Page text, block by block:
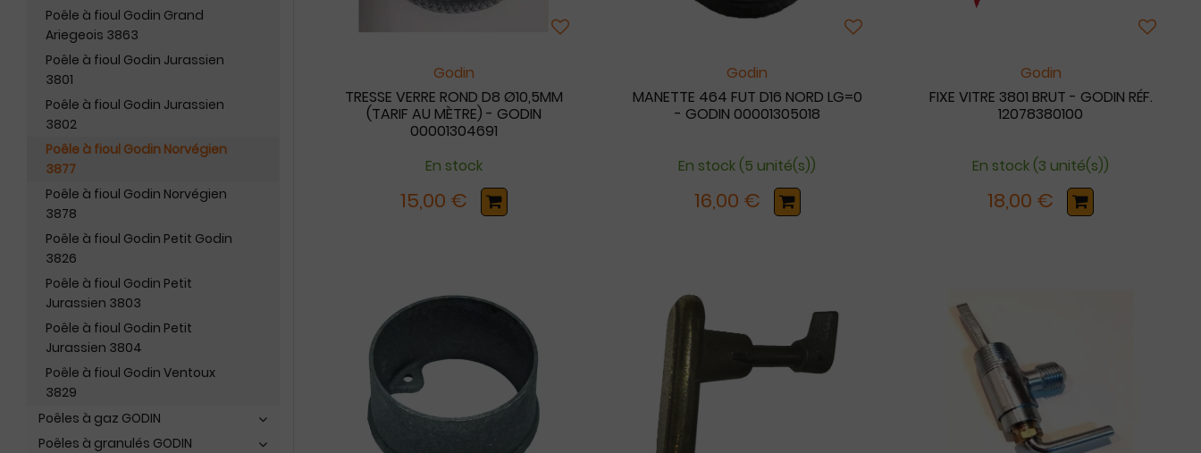
Poêle à fioul Godin Grand
Ariegeois 3863
Poêle à fioul Godin Jurassien
3801
Poêle à fioul Godin Jurassien
3802
Poêle à fioul Godin Norvégien
3877
Poêle à fioul Godin Norvégien
3878
Poêle à fioul Godin Petit Godin
3826
Poêle à fioul Godin Petit
Jurassien 3803
Poêle à fioul Godin Petit
Jurassien 3804
Poêle à fioul Godin Ventoux
3829
Poêles à gaz GODIN
Poêles à granulés GODIN
Godin
TRESSE VERRE ROND D8 Ø10,5MM
(TARIF AU MÈTRE) - GODIN
00001304691
En stock
15,00 €
Godin
MANETTE 464 FUT D16 NORD LG=0
- GODIN 00001305018
En stock (5 unité(s))
16,00 €
Godin
FIXE VITRE 3801 BRUT - GODIN RÉF.
12078380100
En stock (3 unité(s))
18,00 €